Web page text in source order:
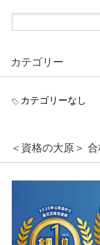
カテゴリー
カテゴリーなし
＜資格の大原＞